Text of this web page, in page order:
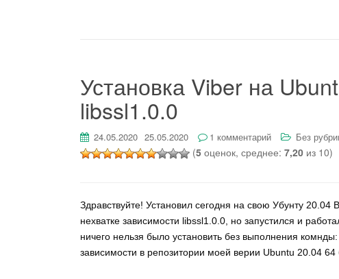
Установка Viber на
libssl1.0.0
24.05.2020 25.05.2020 1 комментарий Без
(5 оценок, среднее: 7,20 из 10)
Здравствуйте! Установил сегодня на свою Убунту
нехватке зависимости libssl1.0.0, но запустился и
ничего нельзя было установить без выполнения
зависимости в репозитории моей верии Ubuntu 20.04